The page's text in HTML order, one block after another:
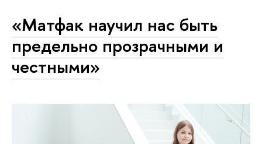
«Матфак научил нас быть
предельно прозрачными и
честными»